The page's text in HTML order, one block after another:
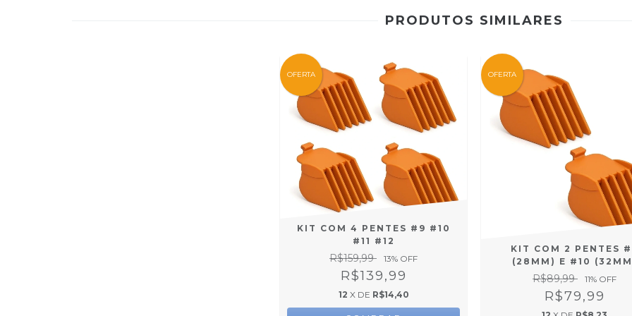
PRODUTOS SIMILARES
OFERTA
KIT COM 4 PENTES #9 #10
#11 #12
R$159,99 13% OFF
R$139,99
12 X DE R$14,40
OFERTA
KIT COM 2 PENTES
(28MM) E #10
R$89,99 11% OFF
R$79,99